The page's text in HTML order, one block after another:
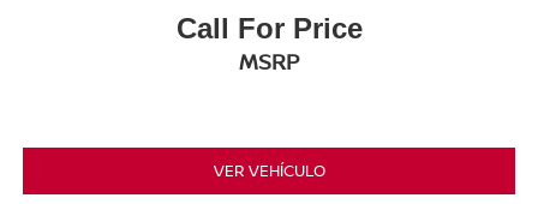
Call For Price
MSRP
VER VEHÍCULO